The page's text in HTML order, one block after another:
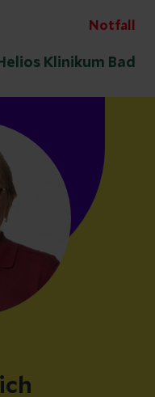
Notfall
Klinikum Bad